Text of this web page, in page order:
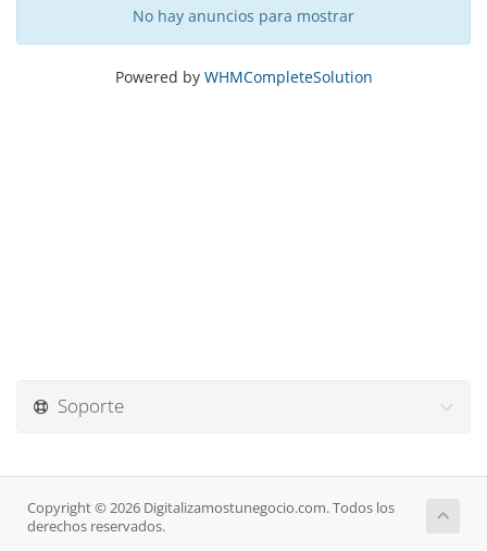
No hay anuncios para mostrar
Powered by WHMCompleteSolution
Soporte
Copyright © 2026 Digitalizamostunegocio.com. Todos los
derechos reservados.